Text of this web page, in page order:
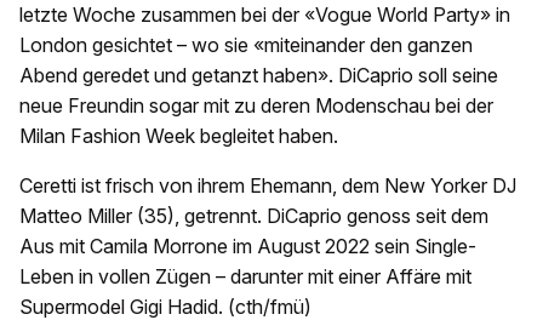
letzte Woche zusammen bei der «Vogue World Party» in
London gesichtet – wo sie «miteinander den ganzen
Abend geredet und getanzt haben». DiCaprio soll seine
neue Freundin sogar mit zu deren Modenschau bei der
Milan Fashion Week begleitet haben.
Ceretti ist frisch von ihrem Ehemann, dem New Yorker DJ
Matteo Miller (35), getrennt. DiCaprio genoss seit dem
Aus mit Camila Morrone im August 2022 sein Single-
Leben in vollen Zügen – darunter mit einer Affäre mit
Supermodel Gigi Hadid. (cth/fmü)